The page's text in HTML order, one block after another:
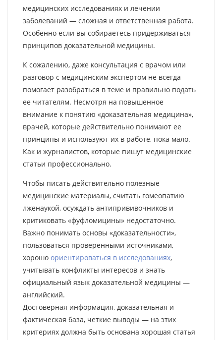
медицинских исследованиях и лечении
заболеваний — сложная и ответственная работа.
Особенно если вы собираетесь придерживаться
принципов доказательной медицины.
К сожалению, даже консультация с врачом или
разговор с медицинским экспертом не всегда
помогает разобраться в теме и правильно подать
ее читателям. Несмотря на повышенное
внимание к понятию «доказательная медицина»,
врачей, которые действительно понимают ее
принципы и используют их в работе, пока мало.
Как и журналистов, которые пишут медицинские
статьи профессионально.
Чтобы писать действительно полезные
медицинские материалы, считать гомеопатию
лженаукой, осуждать антипрививочников и
критиковать «фуфломицины» недостаточно.
Важно понимать основы «доказательности»,
пользоваться проверенными источниками,
хорошо ориентироваться в исследованиях,
учитывать конфликты интересов и знать
официальный язык доказательной медицины —
английский.
Достоверная информация, доказательная и
фактическая база, четкие выводы — на этих
критериях должна быть основана хорошая статья